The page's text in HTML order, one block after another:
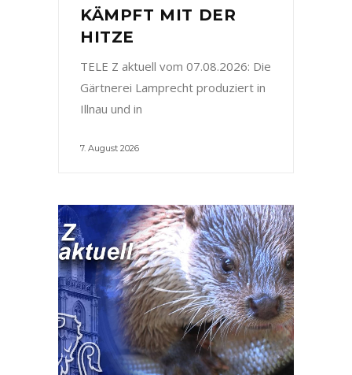
KÄMPFT MIT DER
HITZE
TELE Z aktuell vom 07.08.2026: Die
Gärtnerei Lamprecht produziert in
Illnau und in
7. August 2026